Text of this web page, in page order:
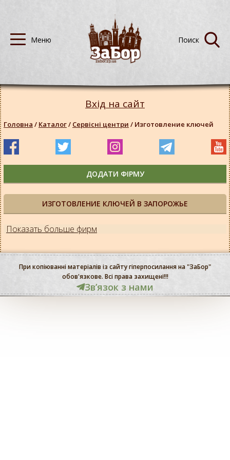
ИЗГОТОВЛЕНИЕ КЛЮЧЕЙ В ЗАПОРОЖЬЕ
Показать больше фирм
Вхід на сайт
Головна / Каталог/ Сервісні центри / Изготовление ключей
ДОДАТИ ФІРМУ
При копіюванні матеріалів із сайту гіперпосилання на "ЗаБор"
обов'язкове. Всі права захищені!!!
Звʼязок з нами